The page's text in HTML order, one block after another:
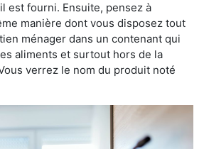
est fourni. Ensuite, pensez à
manière dont vous disposez tout
ménager dans un contenant qui
aliments et surtout hors de la
verrez le nom du produit noté